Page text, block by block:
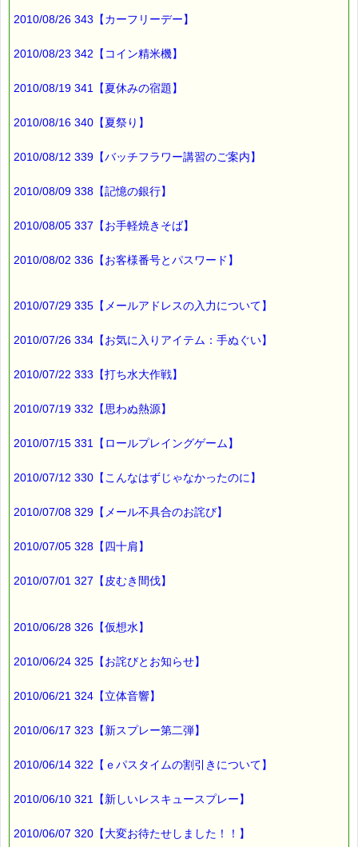
2010/08/26 343【カーフリーデー】
2010/08/23 342【コイン精米機】
2010/08/19 341【夏休みの宿題】
2010/08/16 340【夏祭り】
2010/08/12 339【バッチフラワー講習のご案内】
2010/08/09 338【記憶の銀行】
2010/08/05 337【お手軽焼きそば】
2010/08/02 336【お客様番号とパスワード】
2010/07/29 335【メールアドレスの入力について】
2010/07/26 334【お気に入りアイテム：手ぬぐい】
2010/07/22 333【打ち水大作戦】
2010/07/19 332【思わぬ熱源】
2010/07/15 331【ロールプレイングゲーム】
2010/07/12 330【こんなはずじゃなかったのに】
2010/07/08 329【メール不具合のお詫び】
2010/07/05 328【四十肩】
2010/07/01 327【皮むき間伐】
2010/06/28 326【仮想水】
2010/06/24 325【お詫びとお知らせ】
2010/06/21 324【立体音響】
2010/06/17 323【新スプレー第二弾】
2010/06/14 322【ｅパスタイムの割引きについて】
2010/06/10 321【新しいレスキュースプレー】
2010/06/07 320【大変お待たせしました！！】